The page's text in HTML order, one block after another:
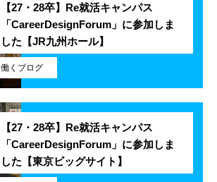
働くブログ
【27・28卒】Re就活キャンパス
「CareerDesignForum」に参加しま
した【JR九州ホール】
【27・28卒】Re就活キャンパス
「CareerDesignForum」に参加しま
した【東京ビッグサイト】